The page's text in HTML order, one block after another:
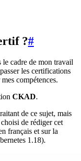
?#
le cadre de mon travail
les certifications
compétences.
CKAD.
de ce sujet, mais
de rédiger cet
français et sur la
1.18).